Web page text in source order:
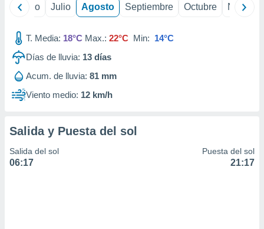
Junio Julio Agosto Septiembre Octubre
T. Media: 18°C Max.: 22°C Min: 14°C
Días de lluvia: 13 días
Acum. de lluvia: 81 mm
Viento medio: 12 km/h
Salida y Puesta del sol
Salida del sol
06:17
Puesta del sol
21:17